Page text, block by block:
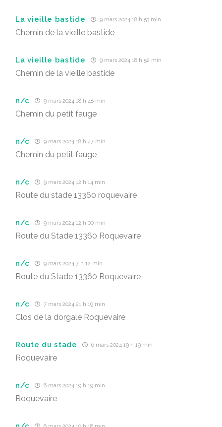
La vieille bastide 9 mars 2024 18 h 53 min
Chemin de la vieille bastide
La vieille bastide 9 mars 2024 18 h 52 min
Chemin de la vieille bastide
n/c 9 mars 2024 18 h 48 min
Chemin du petit fauge
n/c 9 mars 2024 18 h 47 min
Chemin du petit fauge
n/c 9 mars 2024 12 h 14 min
Route du stade 13360 roquevaire
n/c 9 mars 2024 12 h 00 min
Route du Stade 13360 Roquevaire
n/c 9 mars 2024 7 h 12 min
Route du Stade 13360 Roquevaire
n/c 7 mars 2024 21 h 19 min
Clos de la dorgale Roquevaire
Route du stade 6 mars 2024 19 h 19 min
Roquevaire
n/c 6 mars 2024 19 h 19 min
Roquevaire